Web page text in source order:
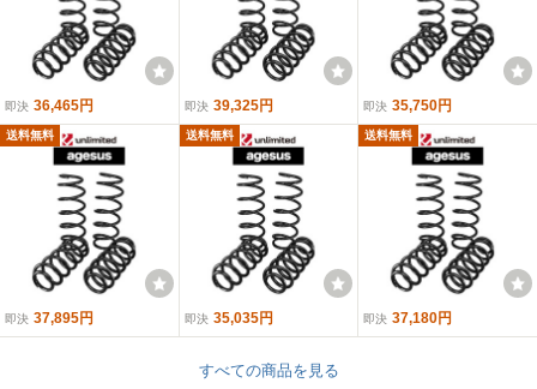
即決 36,465円 即決 39,325円 即決 35,750円
送料無料
即決 37,895円
送料無料
即決 35,035円
送料無料
即決 37,180円
すべての商品を見る